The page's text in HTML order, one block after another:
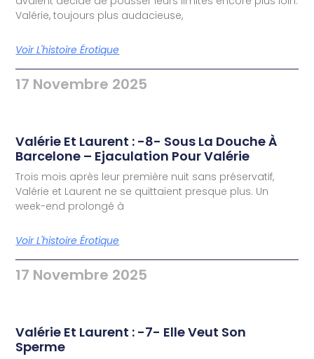
Valérie, toujours plus audacieuse,
Voir L'histoire Érotique
17 Novembre 2025
Valérie Et Laurent : -8- Sous La Douche À
Barcelone – Ejaculation Pour Valérie
Trois mois après leur première nuit sans préservatif,
Valérie et Laurent ne se quittaient presque plus. Un
week-end prolongé à
Voir L'histoire Érotique
17 Novembre 2025
Valérie Et Laurent : -7- Elle Veut Son
Sperme